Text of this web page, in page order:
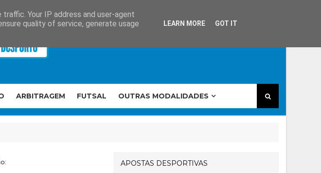
ARBITRAGEM FUTSAL OUTRAS MODALIDADES
APOSTAS DESPORTIVAS
Your IP address and user-agent
quality of service, generate usage
LEARN MORE GOT IT